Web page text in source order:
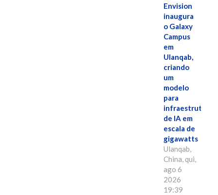
Envision
inaugura
o Galaxy
Campus
em
Ulanqab,
criando
um
modelo
para
infraestrutura
de IA em
escala de
gigawatts
Ulanqab,
China, qui,
ago 6
2026
19:39